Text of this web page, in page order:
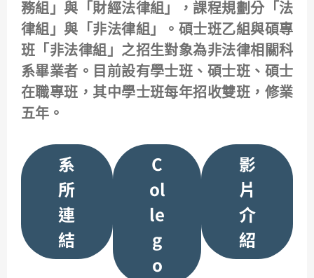
務組」與「財經法律組」，課程規劃分「法
律組」與「非法律組」。碩士班乙組與碩專
班「非法律組」之招生對象為非法律相關科
系畢業者。目前設有學士班、碩士班、碩士
在職專班，其中學士班每年招收雙班，修業
五年。
系
所
連
結
C
ol
le
g
o
影
片
介
紹